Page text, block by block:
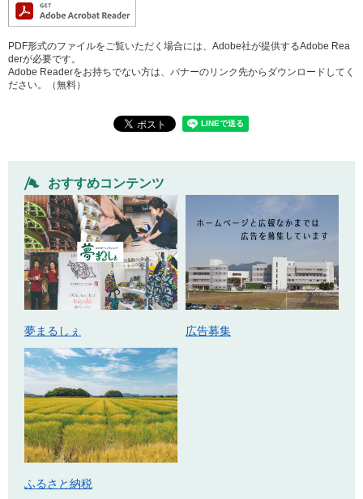
PDF形式のファイルをご覧いただく場合には、Adobe社が提供するAdobe Rea
derが必要です。
Adobe Readerをお持ちでない方は、バナーのリンク先からダウンロードしてく
ださい。（無料）
おすすめコンテンツ
夢まるしぇ 広告募集
ふるさと納税